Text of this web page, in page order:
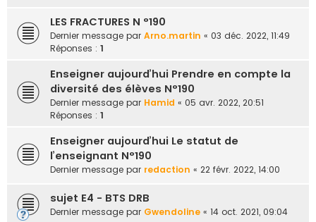
LES FRACTURES N °190
Dernier message par Arno.martin « 03 déc. 2022, 11:49
Réponses : 1
Enseigner aujourd’hui Prendre en compte la
diversité des élèves N°190
Dernier message par Hamid « 05 avr. 2022, 20:51
Réponses : 1
Enseigner aujourd’hui Le statut de
l’enseignant N°190
Dernier message par redaction « 22 févr. 2022, 14:00
sujet E4 - BTS DRB
Dernier message par Gwendoline « 14 oct. 2021, 09:04